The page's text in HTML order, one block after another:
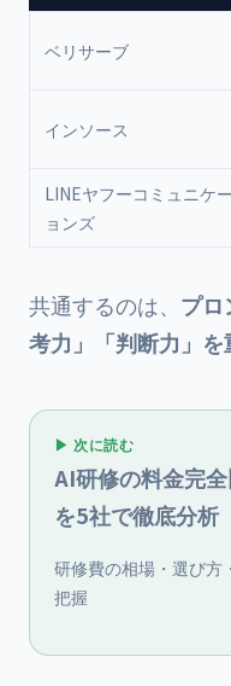
ベリサーブ
インソース
LINEヤフーコミュニケ
ョンズ
共通するのは、 プロ
考力」「判断力」を
▶ 次に読む
AI研修の料金完
を5社で徹底分析
研修費の相場・選び方
把握